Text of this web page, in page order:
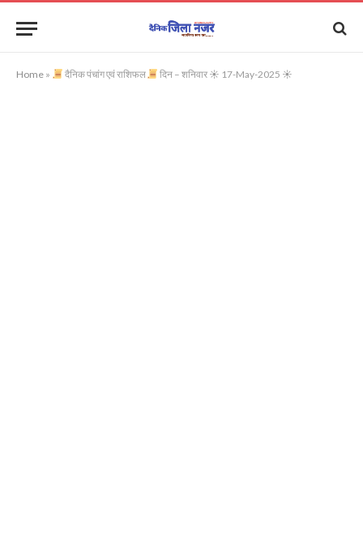
Home » दैनिक​ पंचांग एवं राशिफल दिन – शनिवार ☀ 17-May-2025 ☀